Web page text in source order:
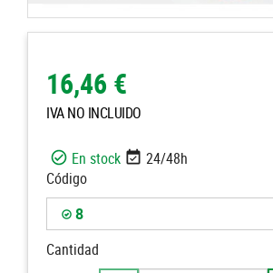
16,46 €
IVA NO INCLUIDO
En stock
24/48h
Código
8
Cantidad